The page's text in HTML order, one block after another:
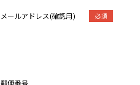
メールアドレス(確認用) 必須
郵便番号